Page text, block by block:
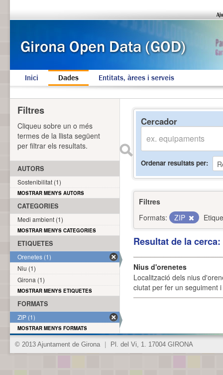
Inici Dades Entitats, àrees i serveis
Cercador
Ordenar resultats per
Filtres
Formats:
ZIP
Resultat de la
Nius d'orenetes
Localització dels nius
ciutat per fer un seguiment
Filtres
Cliqueu sobre un o més
termes de la llista següent
per filtrar els resultats.
AUTORS
Sostenibilitat (1)
MOSTRAR MENYS AUTORS
CATEGORIES
Medi ambient (1)
MOSTRAR MENYS CATEGORIES
ETIQUETES
Orenetes (1)
Niu (1)
Girona (1)
MOSTRAR MENYS ETIQUETES
FORMATS
ZIP (1)
MOSTRAR MENYS FORMATS
© 2013 Ajuntament de Girona Pl. del Vi, 1. 17004 GIRONA